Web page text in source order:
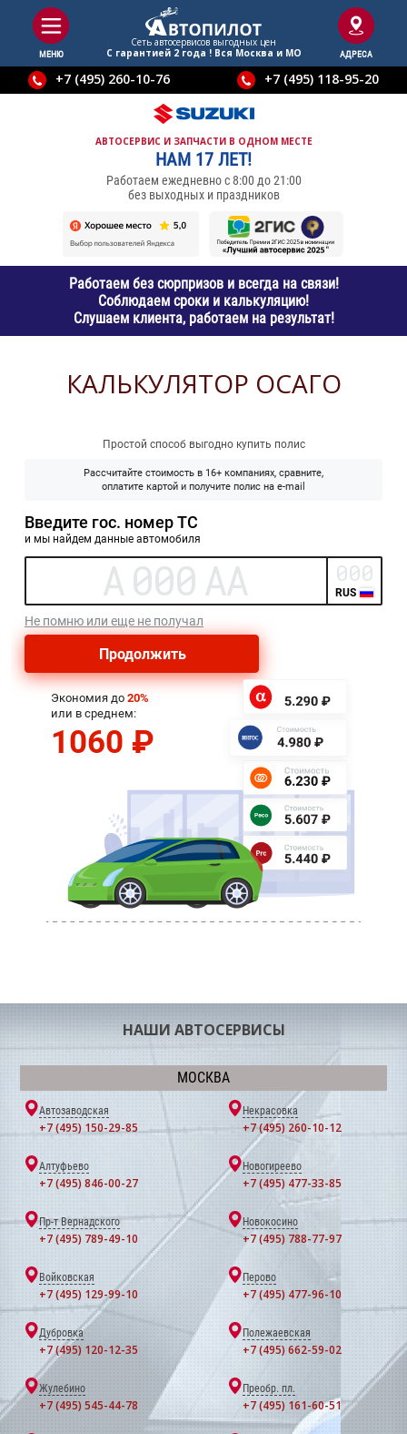
МЕНЮ
Сеть автосервисов выгодныx цен
С гарантией 2 года ! Вся Москва и МО
АДРЕСА
+7 (495) 260-10-76 +7 (495) 118-95-20
АВТОСЕРВИС И ЗАПЧАСТИ В ОДНОМ МЕСТЕ
НАМ 17 ЛЕТ!
Работаем ежедневно с 8:00 до 21:00
без выходных и праздников
Работаем без сюрпризов и всегда на связи!
Соблюдаем сроки и калькуляцию!
Слушаем клиента, работаем на результат!
КАЛЬКУЛЯТОР ОСАГО
НАШИ АВТОСЕРВИСЫ
МОСКВА
Автозаводская
+7 (495) 150-29-85
Некрасовка
+7 (495) 260-10-12
Алтуфьево
+7 (495) 846-00-27
Новогиреево
+7 (495) 477-33-85
Пр-т Вернадского
+7 (495) 789-49-10
Новокосино
+7 (495) 788-77-97
Войковская
+7 (495) 129-99-10
Перово
+7 (495) 477-96-10
Дубровка
+7 (495) 120-12-35
Полежаевская
+7 (495) 662-59-02
Жулебино
+7 (495) 545-44-78
Преобр. пл.
+7 (495) 161-60-51